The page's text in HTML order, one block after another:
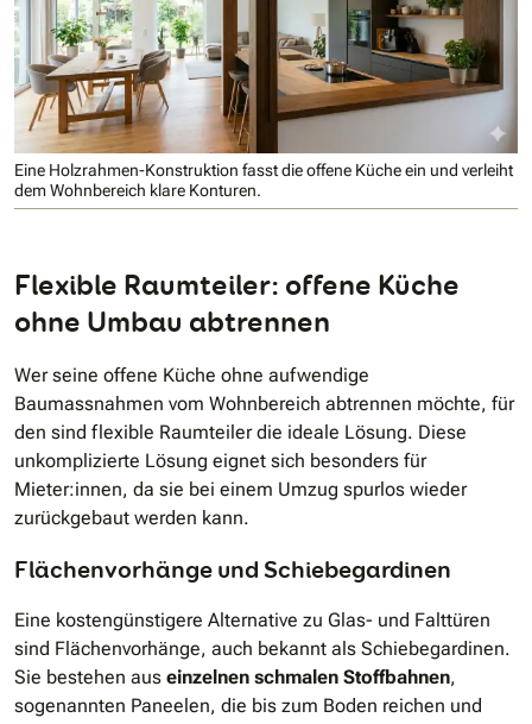
Eine Holzrahmen-Konstruktion fasst die offene Küche ein und verleiht
dem Wohnbereich klare Konturen.
Flexible Raumteiler: offene Küche
ohne Umbau abtrennen
Wer seine offene Küche ohne aufwendige
Baumassnahmen vom Wohnbereich abtrennen möchte, für
den sind flexible Raumteiler die ideale Lösung. Diese
unkomplizierte Lösung eignet sich besonders für
Mieter:innen, da sie bei einem Umzug spurlos wieder
zurückgebaut werden kann.
Flächenvorhänge und Schiebegardinen
Eine kostengünstigere Alternative zu Glas- und Falttüren
sind Flächenvorhänge, auch bekannt als Schiebegardinen.
Sie bestehen aus einzelnen schmalen Stoffbahnen,
sogenannten Paneelen, die bis zum Boden reichen und